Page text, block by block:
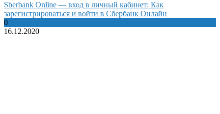
Sberbank Online — вход в личный кабинет: Как
зарегистрироваться и войти в Сбербанк Онлайн
0
16.12.2020